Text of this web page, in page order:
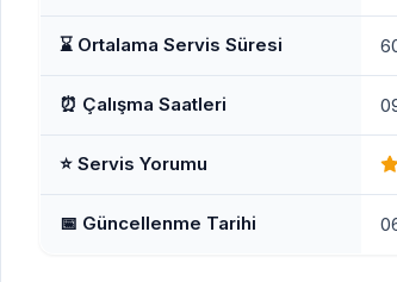
⌛ Ortalama Servis Süresi
⏰ Çalışma Saatleri
⭐ Servis Yorumu
📅 Güncellenme Tarihi